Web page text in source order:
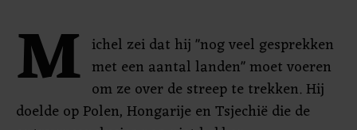
M ichel zei dat hij "nog veel gesprekken
met een aantal landen" moet voeren
om ze over de streep te trekken. Hij
doelde op Polen, Hongarije en Tsjechië die de